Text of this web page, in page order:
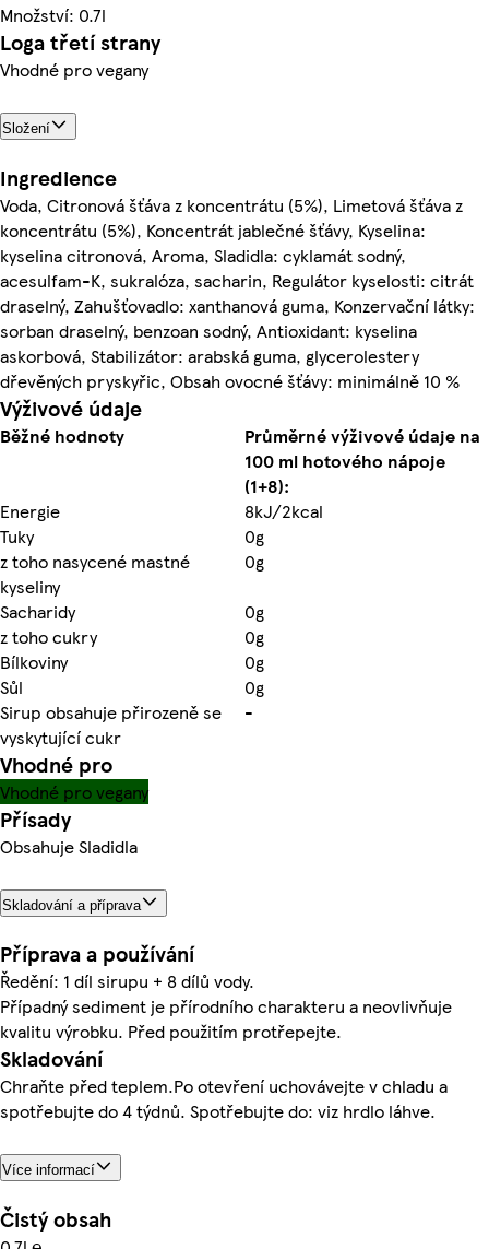
Množství: 0.7l
Loga třetí strany
Vhodné pro vegany
Složení
Ingredience
Voda, Citronová šťáva z koncentrátu (5%), Limetová šťáva z
koncentrátu (5%), Koncentrát jablečné šťávy, Kyselina:
kyselina citronová, Aroma, Sladidla: cyklamát sodný,
acesulfam-K, sukralóza, sacharin, Regulátor kyselosti: citrát
draselný, Zahušťovadlo: xanthanová guma, Konzervační látky:
sorban draselný, benzoan sodný, Antioxidant: kyselina
askorbová, Stabilizátor: arabská guma, glycerolestery
dřevěných pryskyřic, Obsah ovocné šťávy: minimálně 10 %
Výživové údaje
Běžné hodnoty
Průměrné výživové údaje na
100 ml hotového nápoje
(1+8):
Energie
8kJ/2kcal
Tuky
0g
z toho nasycené mastné
kyseliny
0g
Sacharidy
0g
z toho cukry
0g
Bílkoviny
0g
Sůl
0g
Sirup obsahuje přirozeně se
vyskytující cukr
-
Vhodné pro
Vhodné pro vegany
Přísady
Obsahuje Sladidla
Skladování a příprava
Příprava a používání
Ředění: 1 díl sirupu + 8 dílů vody.
Případný sediment je přírodního charakteru a neovlivňuje
kvalitu výrobku. Před použitím protřepejte.
Skladování
Chraňte před teplem.Po otevření uchovávejte v chladu a
spotřebujte do 4 týdnů. Spotřebujte do: viz hrdlo láhve.
Více informací
Čistý obsah